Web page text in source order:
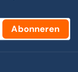
Abonneren